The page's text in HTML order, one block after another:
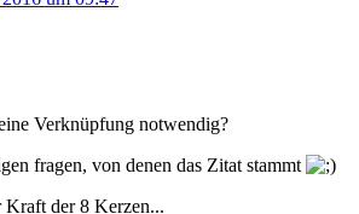
Verknüpfung notwendig?
fragen, von denen das Zitat stammt
Kraft der 8 Kerzen...